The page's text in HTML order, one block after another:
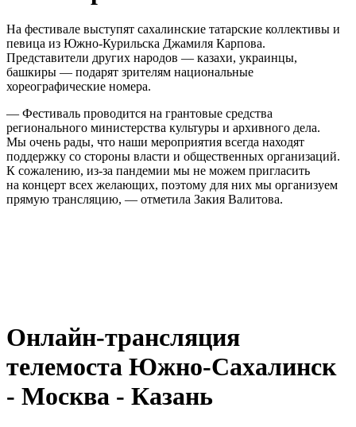
На фестивале выступят сахалинские татарские коллективы и
певица из Южно-Курильска Джамиля Карпова.
Представители других народов — казахи, украинцы,
башкиры — подарят зрителям национальные
хореографические номера.
— Фестиваль проводится на грантовые средства
регионального министерства культуры и архивного дела.
Мы очень рады, что наши мероприятия всегда находят
поддержку со стороны власти и общественных организаций.
К сожалению, из-за пандемии мы не можем пригласить
на концерт всех желающих, поэтому для них мы организуем
прямую трансляцию, — отметила Закия Валитова.
Онлайн-трансляция
телемоста Южно-Сахалинск
- Москва - Казань